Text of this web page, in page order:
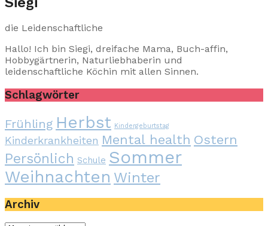
die Leidenschaftliche
Hallo! Ich bin Siegi, dreifache Mama, Buch-affin,
Hobbygärtnerin, Naturliebhaberin und
leidenschaftliche Köchin mit allen Sinnen.
Schlagwörter
Frühling Herbst Kindergeburtstag
Kinderkrankheiten Mental health Ostern
Persönlich Schule Sommer
Weihnachten Winter
Archiv